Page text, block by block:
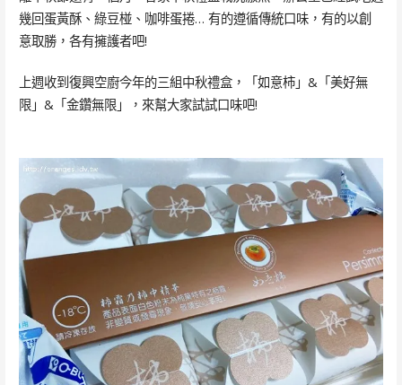
幾回蛋黃酥、綠豆椪、咖啡蛋捲… 有的遵循傳統口味，有的以創
意取勝，各有擁護者吧!
上週收到復興空廚今年的三組中秋禮盒，「如意柿」&「美好無
限」&「金鑽無限」，來幫大家試試口味吧!